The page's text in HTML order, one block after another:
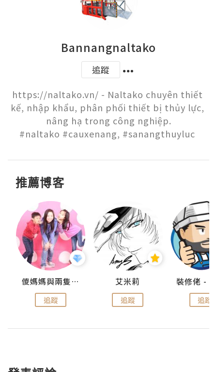
Bannangnaltako
追蹤
https://naltako.vn/ - Naltako chuyên thiết
kế, nhập khẩu, phân phối thiết bị thủy lực,
nâng hạ trong công nghiệp.
#naltako #cauxenang, #sanangthuyluc
推薦博客
儍媽媽與兩隻小魔怪之家
追蹤
艾米莉
追蹤 追蹤